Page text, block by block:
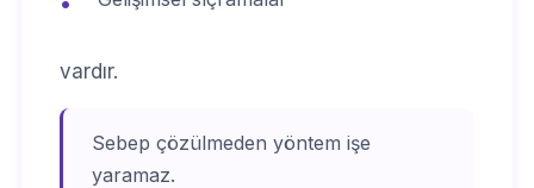
vardır.
Sebep çözülmeden yöntem işe
yaramaz.